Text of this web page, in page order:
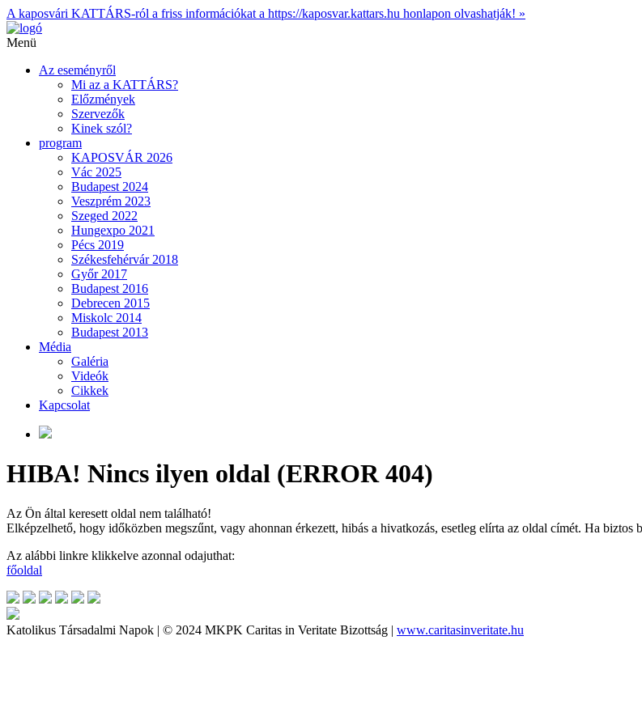
A kaposvári KATTÁRS-ról a friss információkat a https://kaposvar.kattars.hu honlapon olvashatják! »
Menü
Az eseményről
Mi az a KATTÁRS?
Előzmények
Szervezők
Kinek szól?
program
KAPOSVÁR 2026
Vác 2025
Budapest 2024
Veszprém 2023
Szeged 2022
Hungexpo 2021
Pécs 2019
Székesfehérvár 2018
Győr 2017
Budapest 2016
Debrecen 2015
Miskolc 2014
Budapest 2013
Média
Galéria
Videók
Cikkek
Kapcsolat
HIBA! Nincs ilyen oldal (ERROR 404)
Az Ön által keresett oldal nem található!
Elképzelhető, hogy időközben megszűnt, vagy ahonnan érkezett, hibás a hivatkozás, esetleg elírta az oldal címét. Ha
Az alábbi linkre klikkelve azonnal odajuthat:
főoldal
Katolikus Társadalmi Napok | © 2024 MKPK Caritas in Veritate Bizottság | www.caritasinveritate.hu